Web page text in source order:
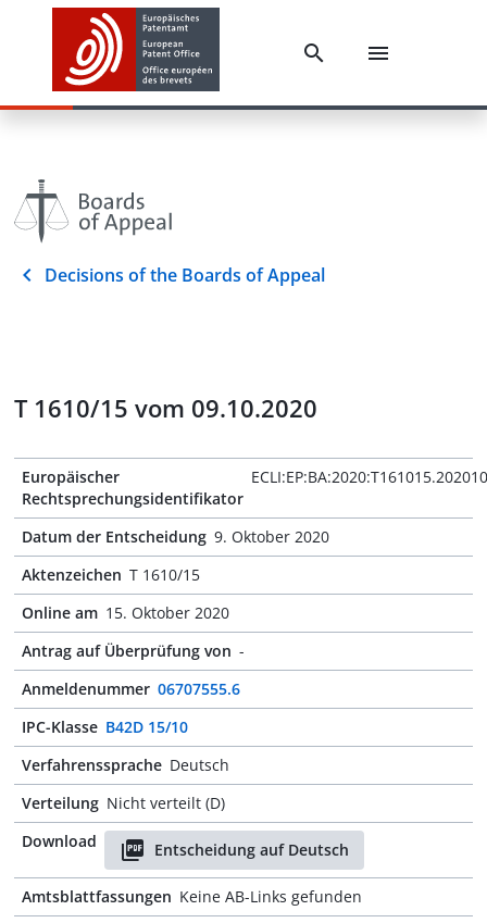
Decisions of the Boards of Appeal
T 1610/15 vom 09.10.2020
Europäischer
Rechtsprechungsidentifikator
Datum der Entscheidung 9. Oktober 2020
Aktenzeichen T 1610/15
Online am 15. Oktober 2020
Antrag auf Überprüfung von -
Anmeldenummer 06707555.6
IPC-Klasse B42D 15/10
Verfahrenssprache Deutsch
Verteilung Nicht verteilt (D)
Download
Entscheidung auf Deutsch
Amtsblattfassungen Keine AB-Links gefunden